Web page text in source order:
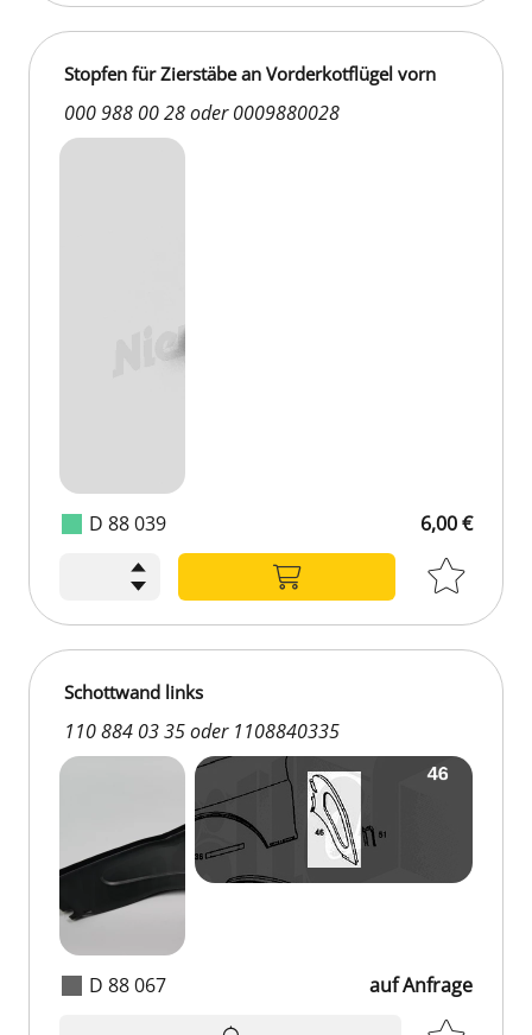
D 88 039
Stopfen für Zierstäbe an Vorderkotflügel vorn
000 988 00 28 oder 0009880028
6,00 €
D 88 067
Schottwand links
110 884 03 35 oder 1108840335
auf Anfrage